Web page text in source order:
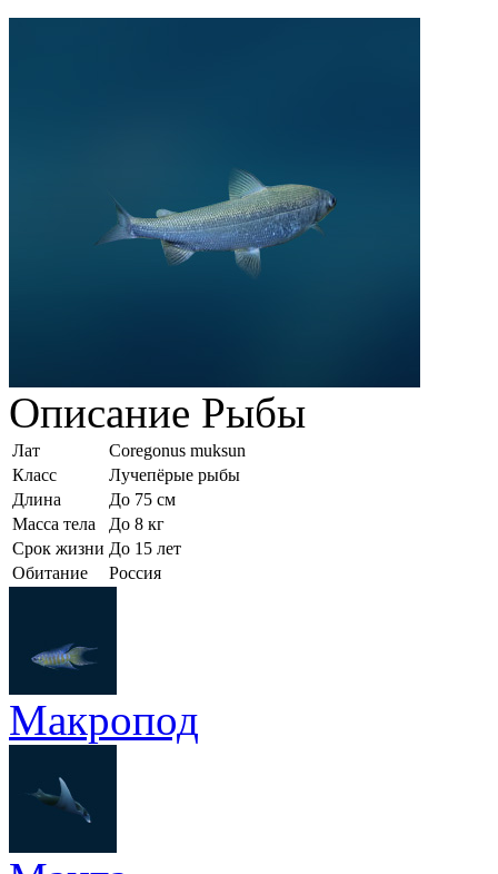
Описание Рыбы
Лат
Coregonus muksun
Класс
Лучепёрые рыбы
Длина
До 75 см
Масса тела
До 8 кг
Срок жизни До 15 лет
Обитание
Россия
Макропод